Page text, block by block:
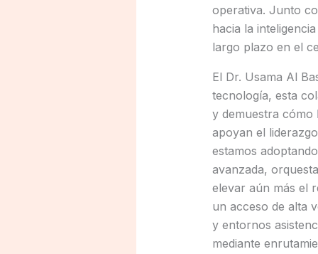
operativa. Junto
hacia la
largo plazo en el
El Dr. Usama Al
tecnología, esta
y demuestra cómo
apoyan el
estamos
avanzada,
elevar aún más el
un acceso de alta
y entornos
mediante